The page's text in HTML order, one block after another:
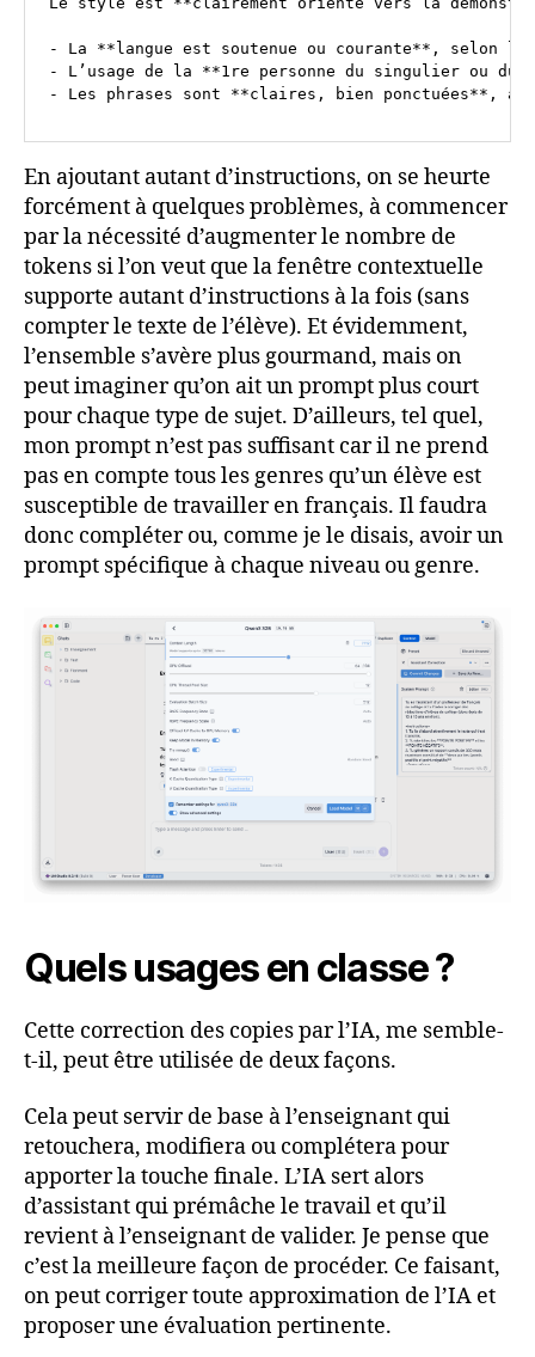
En ajoutant autant d’instructions, on se heurte
forcément à quelques problèmes, à commencer
par la nécessité d’augmenter le nombre de
tokens si l’on veut que la fenêtre contextuelle
supporte autant d’instructions à la fois (sans
compter le texte de l’élève). Et évidemment,
l’ensemble s’avère plus gourmand, mais on
peut imaginer qu’on ait un prompt plus court
pour chaque type de sujet. D’ailleurs, tel quel,
mon prompt n’est pas suffisant car il ne prend
pas en compte tous les genres qu’un élève est
susceptible de travailler en français. Il faudra
donc compléter ou, comme je le disais, avoir un
prompt spécifique à chaque niveau ou genre.
Quels usages en classe ?
Cette correction des copies par l’IA, me semble-
t-il, peut être utilisée de deux façons.
Cela peut servir de base à l’enseignant qui
retouchera, modifiera ou complétera pour
apporter la touche finale. L’IA sert alors
d’assistant qui prémâche le travail et qu’il
revient à l’enseignant de valider. Je pense que
c’est la meilleure façon de procéder. Ce faisant,
on peut corriger toute approximation de l’IA et
proposer une évaluation pertinente.